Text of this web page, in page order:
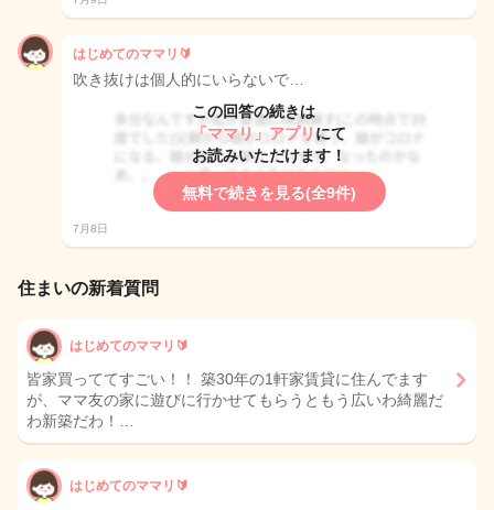
はじめてのママリ🔰
吹き抜けは個人的にいらないで…
この回答の続きは
「ママリ」アプリ にて
お読みいただけます！
無料で続きを見る(全9件)
7月8日
住まいの新着質問
はじめてのママリ🔰
皆家買っててすごい！！ 築30年の1軒家賃貸に住んでます
が、ママ友の家に遊びに行かせてもらうともう広いわ綺麗だ
わ新築だわ！…
はじめてのママリ🔰